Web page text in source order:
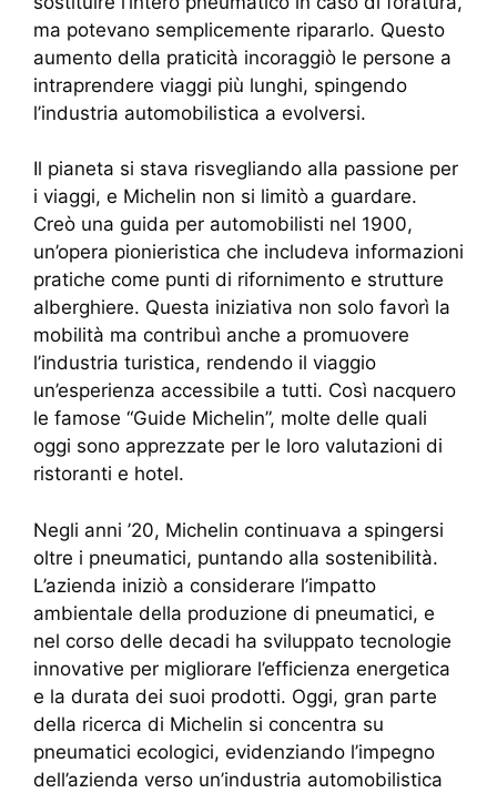
ma potevano semplicemente ripararlo. Questo
aumento della praticità incoraggiò le persone a
intraprendere viaggi più lunghi, spingendo
l’industria automobilistica a evolversi.
Il pianeta si stava risvegliando alla passione per
i viaggi, e Michelin non si limitò a guardare.
Creò una guida per automobilisti nel 1900,
un’opera pionieristica che includeva informazioni
pratiche come punti di rifornimento e strutture
alberghiere. Questa iniziativa non solo favorì la
mobilità ma contribuì anche a promuovere
l’industria turistica, rendendo il viaggio
un’esperienza accessibile a tutti. Così nacquero
le famose “Guide Michelin”, molte delle quali
oggi sono apprezzate per le loro valutazioni di
ristoranti e hotel.
Negli anni ’20, Michelin continuava a spingersi
oltre i pneumatici, puntando alla sostenibilità.
L’azienda iniziò a considerare l’impatto
ambientale della produzione di pneumatici, e
nel corso delle decadi ha sviluppato tecnologie
innovative per migliorare l’efficienza energetica
e la durata dei suoi prodotti. Oggi, gran parte
della ricerca di Michelin si concentra su
pneumatici ecologici, evidenziando l’impegno
dell’azienda verso un’industria automobilistica